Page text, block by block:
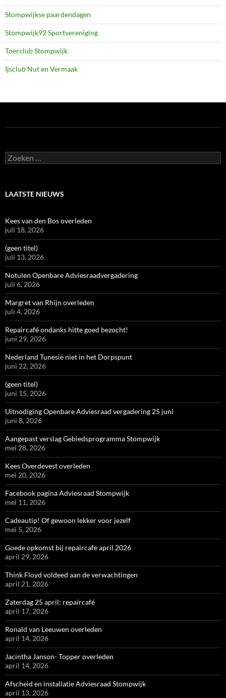
Stompwijkse paardendagen
Stompwijk92 Sportvereniging
Toerclub Stompwijk
Ijsclub Nut en Vermaak
Zoeken
naar:
LAATSTE NIEUWS
Kees van den Bos overleden
juli 18, 2026
(geen titel)
juli 13, 2026
Notulen Openbare Adviesraadvergadering
juli 6, 2026
Margret van Rhijn overleden
juli 4, 2026
Repaircafé ondanks hitte goed bezocht!
juni 29, 2026
Nederland Tunesië niet in het Dorpspunt
juni 22, 2026
(geen titel)
juni 15, 2026
Uitnodiging Openbare Adviesraad vergadering 25 juni
juni 8, 2026
Aangepast verslag Gebiedsprogramma Stompwijk
mei 28, 2026
Kees Overdevest overleden
mei 20, 2026
Facebook pagina Adviesraad Stompwijk
mei 11, 2026
Cadeautip! Of gewoon lekker voor jezelf
mei 5, 2026
Goede opkomst bij repaircafe april 2026
april 29, 2026
Think Floyd voldeed aan de verwachtingen
april 21, 2026
Zaterdag 25 april: repaircafé
april 17, 2026
Ronald van Leeuwen overleden
april 14, 2026
Jacintha Janson- Topper overleden
april 14, 2026
Afscheid en installatie Adviesraad Stompwijk
april 13, 2026